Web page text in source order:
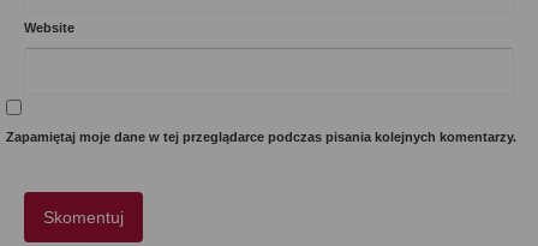
Website
Zapamiętaj moje dane w tej przeglądarce podczas pisania kolejnych komentarzy.